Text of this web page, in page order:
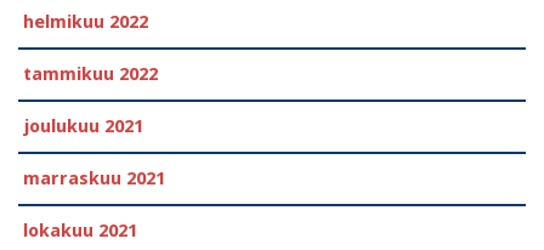
helmikuu 2022
tammikuu 2022
joulukuu 2021
marraskuu 2021
lokakuu 2021